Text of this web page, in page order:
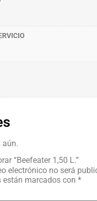
aún.
“Beefeater 1,50 L.”
electrónico no será
marcados con *